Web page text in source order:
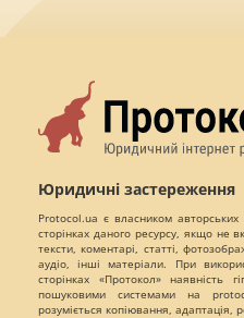
Юридичні застереження
Protocol.ua є власником
сторінках даного ресурсу, якщо не
тексти, коментарі, статті,
аудіо, інші матеріали. При
сторінках «Протокол» наявність
пошуковими системами на
розуміється копіювання, адаптація,